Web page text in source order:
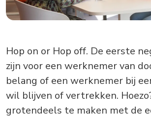
Hop on or Hop off. De eerste
zijn voor een werknemer van
belang of een werknemer bij
wil blijven of vertrekken.
grotendeels te maken met de